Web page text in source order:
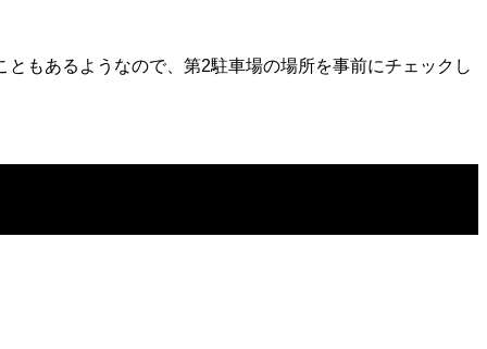
もあるようなので、第2駐車場の場所を事前にチェックし